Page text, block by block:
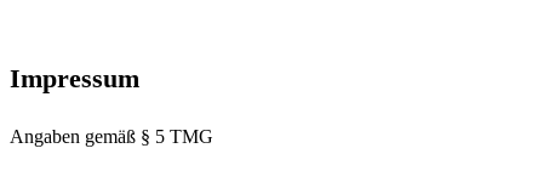
Impressum
Angaben gemäß § 5 TMG